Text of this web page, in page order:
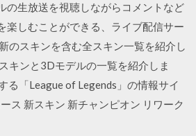
の生放送を視聴しながらコメントなど
楽しむことができる、ライブ配信サー
のスキンを含む全スキン一覧を紹介し
キンと3Dモデルの一覧を紹介しま
る「League of Legends」の情報サイ
ス 新スキン 新チャンピオン リワーク